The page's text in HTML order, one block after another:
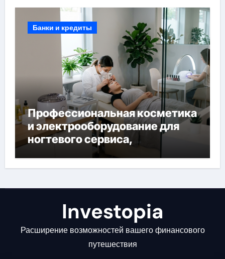
Банки и кредиты
Профессиональная косметика
и электрооборудование для
ногтевого сервиса,
наращивания ресниц и
депиляции
Investopia
Расширение возможностей вашего финансового
путешествия